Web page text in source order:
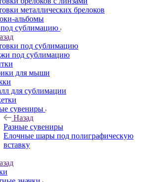
металлических брелоков
альбомы
под сублимацию
под сублимацию
под сублимацию
для мыши
для сублимации
сувениры
Назад
Разные сувениры
Елочные шары под полиграфическую
вставку